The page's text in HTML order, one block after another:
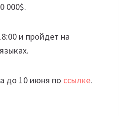
000$.
и пройдет на
до 10 июня по ссылке.